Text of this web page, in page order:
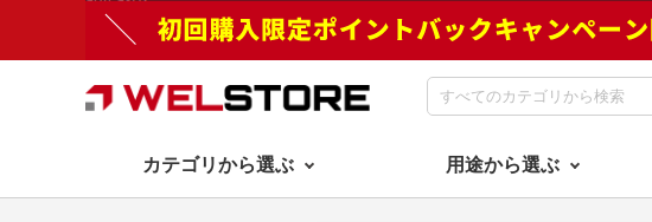
カテゴリから選ぶ 用途から選ぶ